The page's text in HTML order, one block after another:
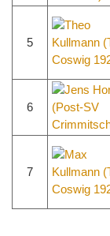
5
6
7